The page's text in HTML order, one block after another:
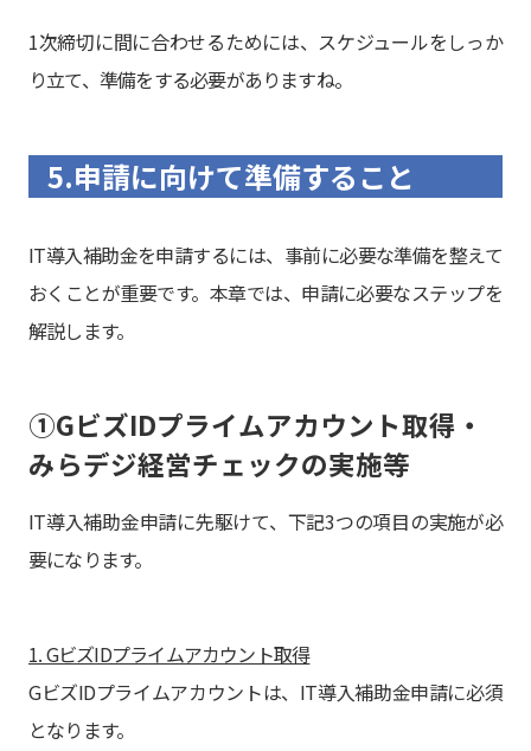
1次締切に間に合わせるためには、スケジュールをしっか
り立て、準備をする必要がありますね。
5.申請に向けて準備すること
IT導入補助金を申請するには、事前に必要な準備を整えて
おくことが重要です。本章では、申請に必要なステップを
解説します。
①GビズIDプライムアカウント取得・
みらデジ経営チェックの実施等
IT導入補助金申請に先駆けて、下記3つの項目の実施が必
要になります。
1. GビズIDプライムアカウント取得
GビズIDプライムアカウントは、IT導入補助金申請に必須
となります。